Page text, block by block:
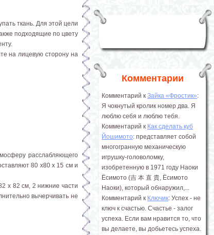
ткань. Для этой цели
подходящие по цвету
на лицевую сторону на
расслабляющего
80 х80 х 15 см и
х 82 см, 2 нижние части
вычерчивать не
Комментарии
Комментарий к Зайка «Фростик»:
Я чокнутый кролик номер два. Я
люблю себя и люблю тебя.
Комментарий к Как сделать куб
Йошимото: представляет собой
многогранную механическую
игрушку-головоломку,
изобретенную в 1971 году Наоки
Ёсимото (吉 本 直 貴, Ёсимото
Наоки), который обнаружил,...
Комментарий к Ключик: Успех - не
ключ к счастью. Счастье - залог
успеха. Если вам нравится то, что
вы делаете, вы добьетесь успеха.